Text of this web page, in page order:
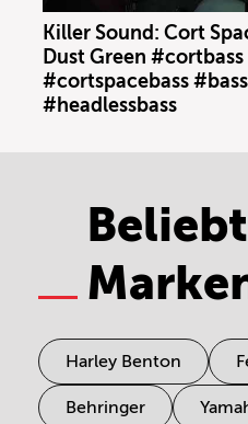
Killer Sound: Cort
Dust Green #cortbass
#cortspacebass #bass
#headlessbass
Harley Benton
Behringer